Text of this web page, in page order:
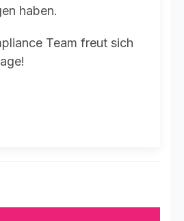
haben.
Team freut sich